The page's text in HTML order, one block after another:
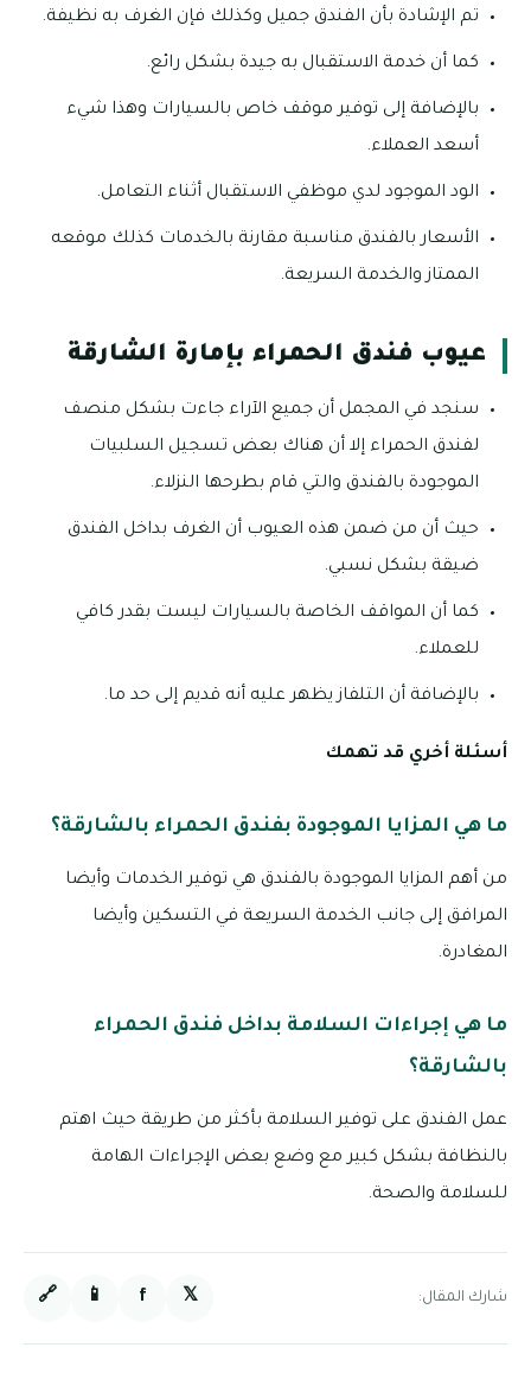
تم الإشادة بأن الفندق جميل وكذلك فإن الغرف به نظيفة.
كما أن خدمة الاستقبال به جيدة بشكل رائع.
بالإضافة إلى توفير موقف خاص بالسيارات وهذا شيء
أسعد العملاء.
الود الموجود لدي موظفي الاستقبال أثناء التعامل.
الأسعار بالفندق مناسبة مقارنة بالخدمات كذلك موقعه
الممتاز والخدمة السريعة.
عيوب فندق الحمراء بإمارة الشارقة
سنجد في المجمل أن جميع الآراء جاءت بشكل منصف
لفندق الحمراء إلا أن هناك بعض تسجيل السلبيات
الموجودة بالفندق والتي قام بطرحها النزلاء.
حيث أن من ضمن هذه العيوب أن الغرف بداخل الفندق
ضيقة بشكل نسبي.
كما أن المواقف الخاصة بالسيارات ليست بقدر كافي
للعملاء.
بالإضافة أن التلفاز يظهر عليه أنه قديم إلى حد ما.
أسئلة أخري قد تهمك
ما هي المزايا الموجودة بفندق الحمراء بالشارقة؟
من أهم المزايا الموجودة بالفندق هي توفير الخدمات وأيضا
المرافق إلى جانب الخدمة السريعة في التسكين وأيضا
المغادرة.
ما هي إجراءات السلامة بداخل فندق الحمراء
بالشارقة؟
عمل الفندق على توفير السلامة بأكثر من طريقة حيث اهتم
بالنظافة بشكل كبير مع وضع بعض الإجراءات الهامة
للسلامة والصحة.
شارك المقال: 𝕏
f
📱
🔗